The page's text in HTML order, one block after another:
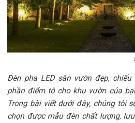
Đèn pha LED sân vườn đẹp,
phần điểm tô cho khu vườn của
Trong bài viết dưới đây, chúng tôi
chọn được mẫu đèn chất lượng,